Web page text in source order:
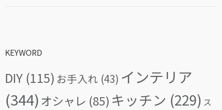
KEYWORD
DIY (115) お手入れ (43) インテリア
(344) オシャレ (85) キッチン (229) ス